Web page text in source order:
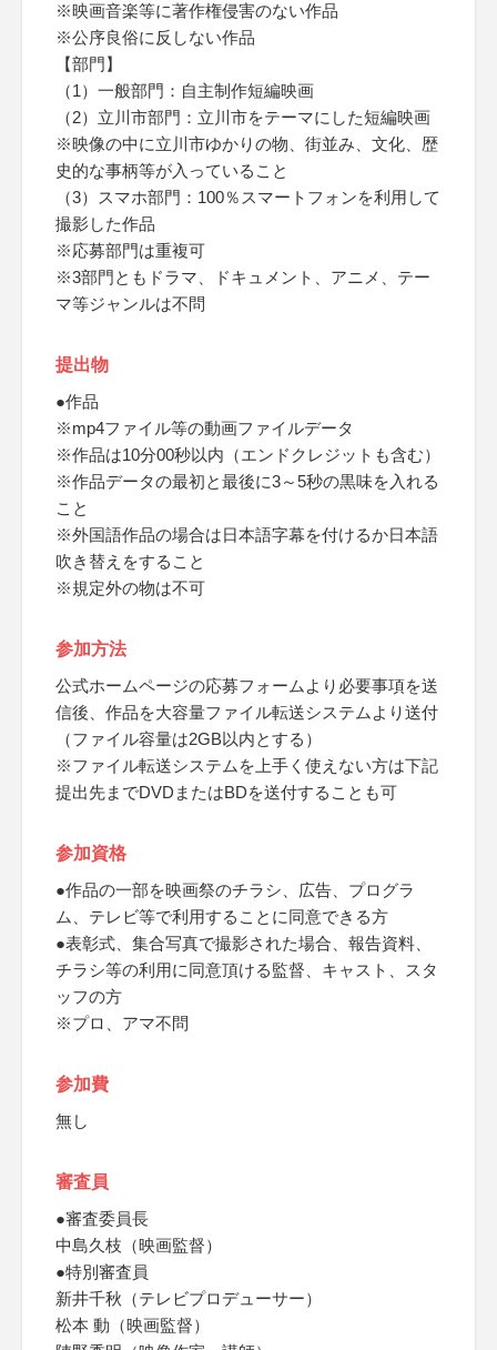
※映画音楽等に著作権侵害のない作品
※公序良俗に反しない作品
【部門】
（1）一般部門：自主制作短編映画
（2）立川市部門：立川市をテーマにした短編映画
※映像の中に立川市ゆかりの物、街並み、文化、歴
史的な事柄等が入っていること
（3）スマホ部門：100％スマートフォンを利用して
撮影した作品
※応募部門は重複可
※3部門ともドラマ、ドキュメント、アニメ、テー
マ等ジャンルは不問
提出物
●作品
※mp4ファイル等の動画ファイルデータ
※作品は10分00秒以内（エンドクレジットも含む）
※作品データの最初と最後に3～5秒の黒味を入れる
こと
※外国語作品の場合は日本語字幕を付けるか日本語
吹き替えをすること
※規定外の物は不可
参加方法
公式ホームページの応募フォームより必要事項を送
信後、作品を大容量ファイル転送システムより送付
（ファイル容量は2GB以内とする）
※ファイル転送システムを上手く使えない方は下記
提出先までDVDまたはBDを送付することも可
参加資格
●作品の一部を映画祭のチラシ、広告、プログラ
ム、テレビ等で利用することに同意できる方
●表彰式、集合写真で撮影された場合、報告資料、
チラシ等の利用に同意頂ける監督、キャスト、スタ
ッフの方
※プロ、アマ不問
参加費
無し
審査員
●審査委員長
中島久枝（映画監督）
●特別審査員
新井千秋（テレビプロデューサー）
松本 動（映画監督）